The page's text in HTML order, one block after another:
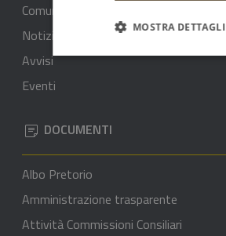
Comunicati stampa
Notizie
Avvisi
Eventi
DOCUMENTI
Albo Pretorio
Amministrazione trasparente
Attività Commissioni Consiliari
MOSTRA DETTAGLI